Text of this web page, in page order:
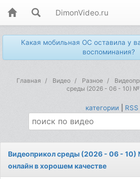
DimonVideo.ru
Какая мобильная ОС оставила у
воспоминания?
Главная Видео Разное
среды (2026 - 06 - 10)
категории RSS
Видеоприкол среды (2026 - 06 -
онлайн в хорошем качестве